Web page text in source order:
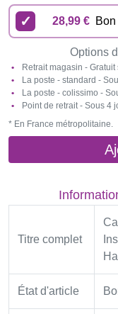
28,99 €
Options
Retrait magasin - Gratuit
La poste - standard -
La poste - colissimo -
Point de retrait - Sous 4
* En France métropolitaine.
Titre complet
État d'article